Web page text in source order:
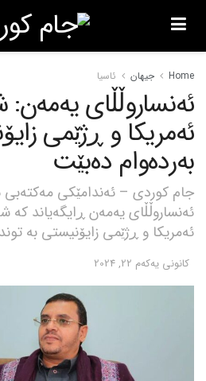
Home جیهان ئاسیا
ئەنساروڵڵای
ئەمریکا و ڕژێمی
بەردەوام دەبێت
جام کوردی – ئەندامێکی
ئەنساروڵڵای یەمەن ڕایگەیاند
ئەمریکا و ڕژێمی زایۆنیستی بە
كانونی یه‌كه‌م 22, 2024